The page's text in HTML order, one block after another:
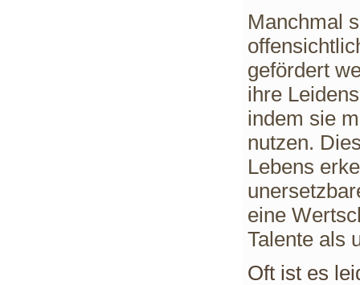
Manchmal
gefördert
ihre
indem sie
nutzen.
Lebens
eine
Talente als
Oft ist es